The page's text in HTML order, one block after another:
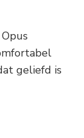
geliefd is